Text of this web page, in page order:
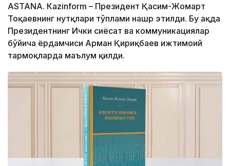
ASTANА. Кazinform – Президент Қасим-Жомарт
Тоқаевнинг нутқлари тўплами нашр этилди. Бу ҳақда
Президентнинг Ички сиёсат ва коммуникациялар
бўйича ёрдамчиси Арман Қириқбаев ижтимоий
тармоқларда маълум қилди.